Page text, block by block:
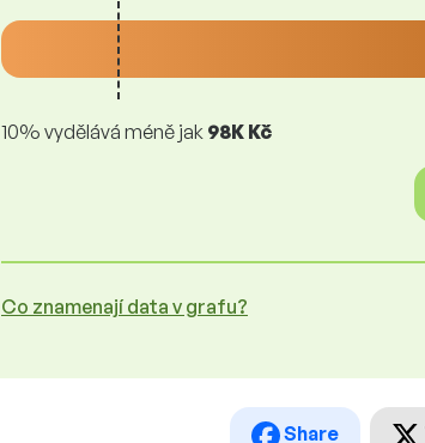
10% vydělává méně jak 98K Kč
Co znamenají data v grafu?
Share